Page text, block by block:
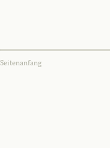
Seitenanfang